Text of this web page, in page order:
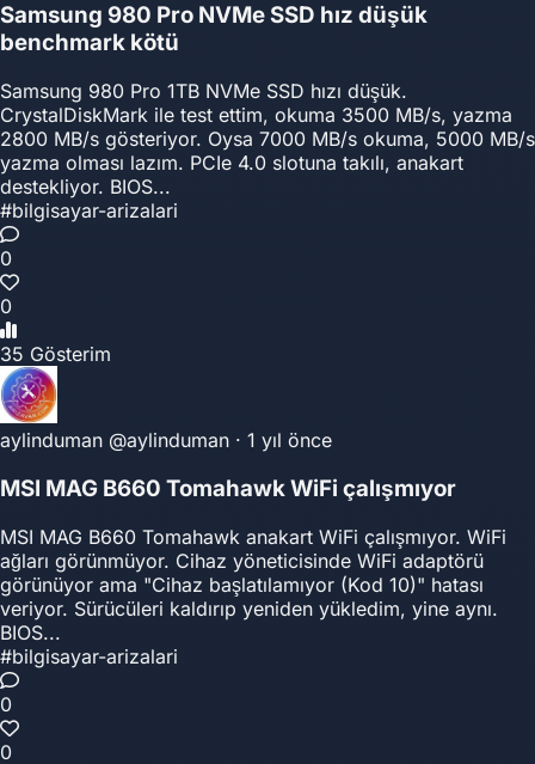
Samsung 980 Pro NVMe SSD hız düşük
benchmark kötü
Samsung 980 Pro 1TB NVMe SSD hızı düşük.
CrystalDiskMark ile test ettim, okuma 3500 MB/s, yazma
2800 MB/s gösteriyor. Oysa 7000 MB/s okuma, 5000 MB/s
yazma olması lazım. PCIe 4.0 slotuna takılı, anakart
destekliyor. BIOS...
#bilgisayar-arizalari
0
0
35 Gösterim
aylinduman @aylinduman · 1 yıl önce
MSI MAG B660 Tomahawk WiFi çalışmıyor
MSI MAG B660 Tomahawk anakart WiFi çalışmıyor. WiFi
ağları görünmüyor. Cihaz yöneticisinde WiFi adaptörü
görünüyor ama "Cihaz başlatılamıyor (Kod 10)" hatası
veriyor. Sürücüleri kaldırıp yeniden yükledim, yine aynı.
BIOS...
#bilgisayar-arizalari
0
0